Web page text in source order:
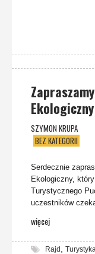
Ekologiczny
SZYMON KRUPA
BEZ KATEGORII
Serdecznie
Ekologiczny,
Turystycznego
uczestników
więcej
Rajd